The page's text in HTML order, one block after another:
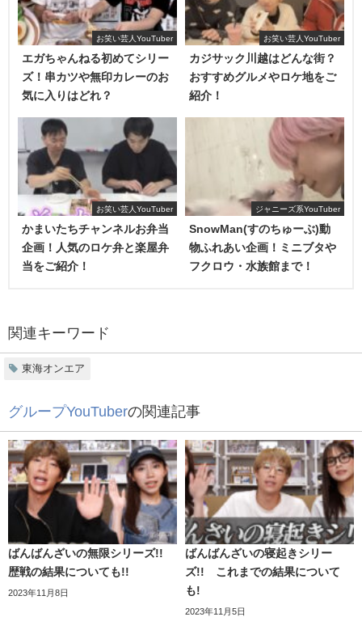
リレー形式で料理したらまさかの結果に！？
これまた人気の6人でリレー形式で何かを作る企画です♪
ます。
見てるとお腹がすいてきます…！！！！
無事にリレー形式で料理は完成したのでしょうか？
【ゼロからの仕込み】ガチンコ！！ラーメン
作り対決！！！！！
ゆめまるもかなりお酒を飲みますね♪
ゆめまるも普段から料理をすることがあるんだろうなとい
うふうに感じるシーンが多いです。
個人チャンネルでは、おつまみを作って食べています！
出来上がった料理はどれもかなり美味しそうで食欲をそそ
なんでも出来る男、りょう
東海オンエアのサブチャンネル、「東海オンエアの控え
室」で一番再生されている動画、「【一応罰ゲーム】りょ
お笑い芸人YouTuber
エガちゃんねる初めてシリー
ズ！串カツや無印カレーのお
気に入りはどれ？
お笑い芸人YouTuber
カジサック川越はどんな街？
おすすめグルメやロケ地をご
紹介！
お笑い芸人YouTuber
かまいたちチャンネルお弁当
企画！人気のロケ弁と楽屋弁
当をご紹介！
ジャニーズ系YouTuber
SnowMan(すのちゅーぶ)動
物ふれあい企画！ミニブタや
フクロウ・水族館まで！
関連キーワード
東海オンエア
グループYouTuberの関連記事
ばんばんざいの無限シリーズ!!
歴戦の結果についても!!
2023年11月8日
ばんばんざいの寝起きシリー
ズ!! これまでの結果について
も!
2023年11月5日